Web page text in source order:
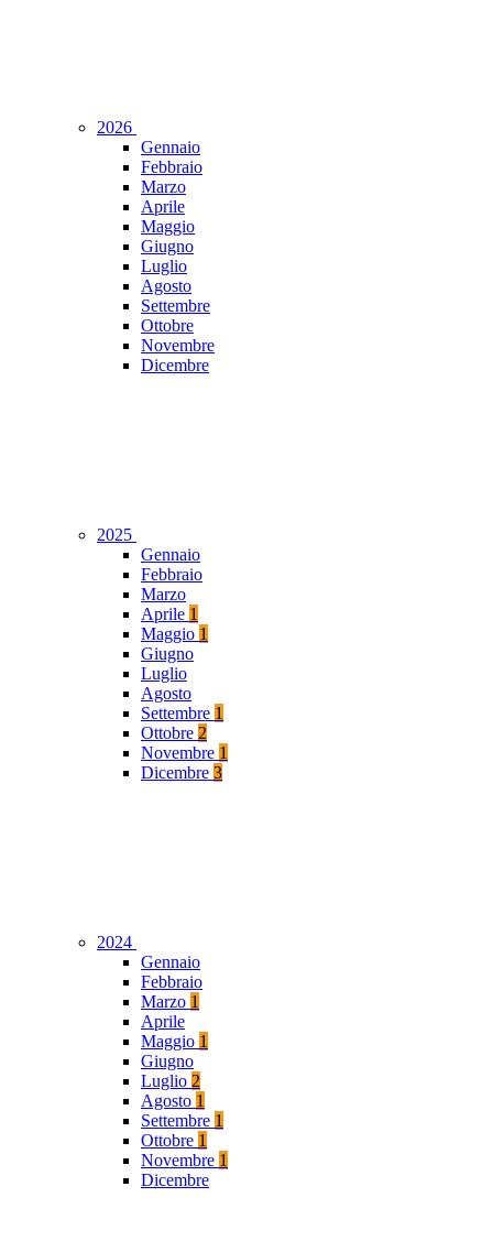
2026
Gennaio
Febbraio
Marzo
Aprile
Maggio
Giugno
Luglio
Agosto
Settembre
Ottobre
Novembre
Dicembre
2025
Gennaio
Febbraio
Marzo
Aprile 1
Maggio 1
Giugno
Luglio
Agosto
Settembre 1
Ottobre 2
Novembre 1
Dicembre 3
2024
Gennaio
Febbraio
Marzo 1
Aprile
Maggio 1
Giugno
Luglio 2
Agosto 1
Settembre 1
Ottobre 1
Novembre 1
Dicembre